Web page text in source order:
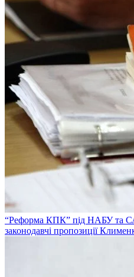
“Реформа КПК” під НАБУ та
законодавчі пропозиції